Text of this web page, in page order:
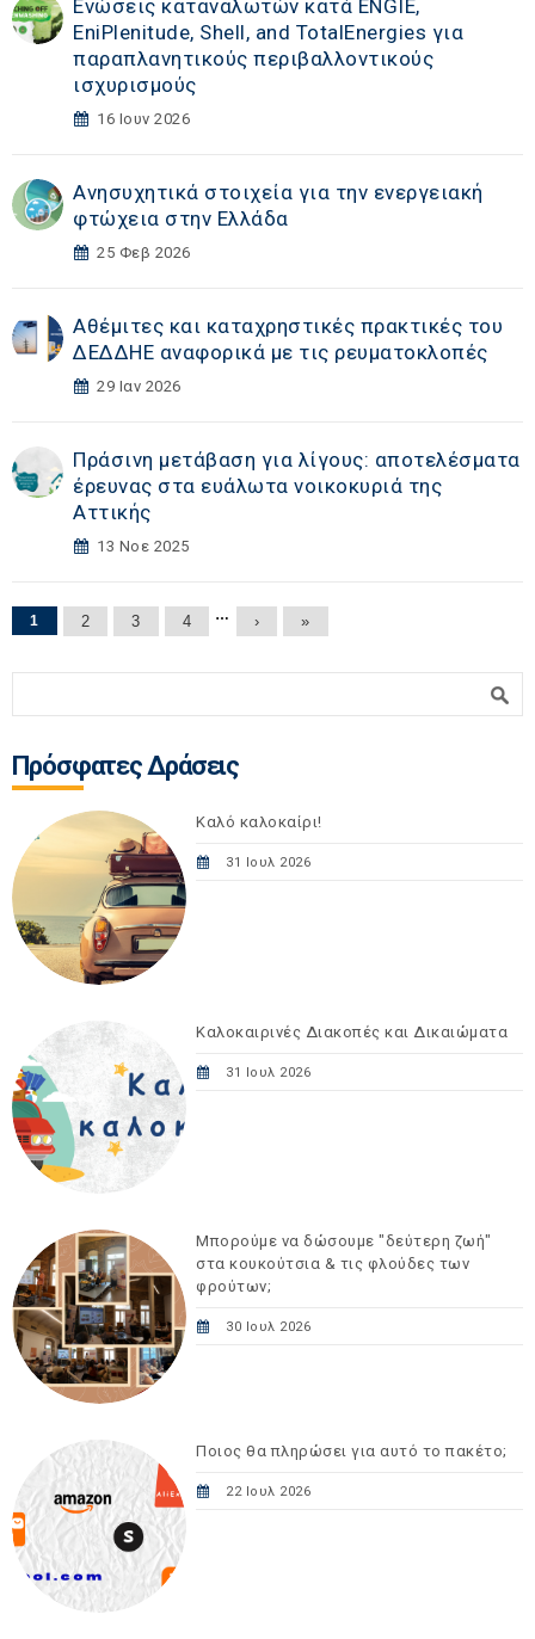
Ενώσεις καταναλωτών κατά ENGIE,
EniPlenitude, Shell, and TotalEnergies για
παραπλανητικούς περιβαλλοντικούς
ισχυρισμούς
16 Ιουν 2026
Ανησυχητικά στοιχεία για την ενεργειακή
φτώχεια στην Ελλάδα
25 Φεβ 2026
Αθέμιτες και καταχρηστικές πρακτικές του
ΔΕΔΔΗΕ αναφορικά με τις ρευματοκλοπές
29 Ιαν 2026
Πράσινη μετάβαση για λίγους: αποτελέσματα
έρευνας στα ευάλωτα νοικοκυριά της
Αττικής
13 Νοε 2025
Σελίδες
1 2 3 4 … › »
Πρόσφατες Δράσεις
Καλό καλοκαίρι!
31 Ιουλ 2026
Καλοκαιρινές Διακοπές και Δικαιώματα
31 Ιουλ 2026
Μπορούμε να δώσουμε "δεύτερη ζωή"
στα κουκούτσια & τις φλούδες των
φρούτων;
30 Ιουλ 2026
Ποιος θα πληρώσει για αυτό το πακέτο;
22 Ιουλ 2026